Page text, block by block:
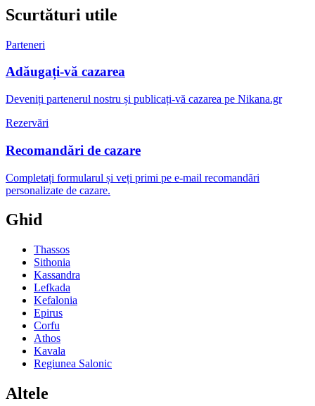
Scurtături utile
Parteneri
Adăugați-vă cazarea
Deveniți partenerul nostru și publicați-vă cazarea pe Nikana.gr
Rezervări
Recomandări de cazare
Completați formularul și veți primi pe e-mail recomandări
personalizate de cazare.
Ghid
Thassos
Sithonia
Kassandra
Lefkada
Kefalonia
Epirus
Corfu
Athos
Kavala
Regiunea Salonic
Altele